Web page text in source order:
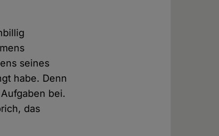
seines
habe. Denn
bei.
das